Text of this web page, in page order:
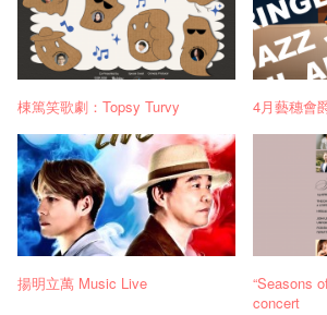
棟篤笑歌劇：Topsy Turvy 4月藝穗會
揚明立萬 Music Live
“Seasons
concert